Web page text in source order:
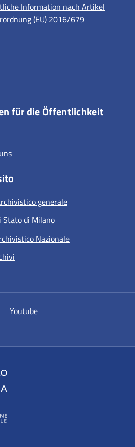
Information nach Artikel
(EU) 2016/679
für die Öffentlichkeit
generale
Stato di Milano
Nazionale
in una nuova scheda
Youtubesi apre in una nuova scheda
in una nuova scheda